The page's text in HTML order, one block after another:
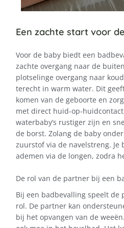
Een zachte start voor
Voor de baby biedt een
zachte overgang naar de
plotselinge overgang naar
terecht in warm water. Dit
komen van de geboorte en
met direct huid-op-
waterbaby’s rustiger zijn en
de borst. Zolang de baby
zuurstof via de navelstreng. Je
ademen via de longen, zodra
De rol van de partner bij een
Bij een badbevalling speelt de
rol. De partner kan
bij het opvangen van de